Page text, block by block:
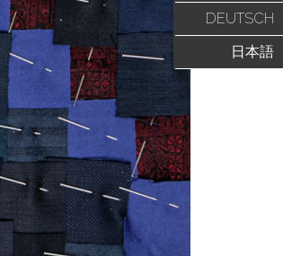
DEUTSCH
日本語